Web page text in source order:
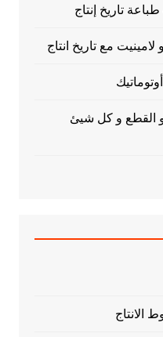
تاريخ إنتاج
مع تاريخ انتاج
و القطع و كل شيئ
الانتاج